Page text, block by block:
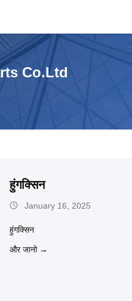
Co.Ltd
हुंगक्सिन
January 16, 2025
हुंगक्सिन
और जानो →